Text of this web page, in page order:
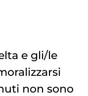
e gli/le
non sono